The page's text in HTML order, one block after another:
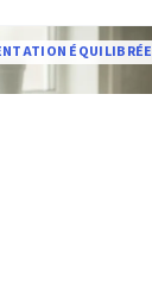
ÉQUILIBRÉE